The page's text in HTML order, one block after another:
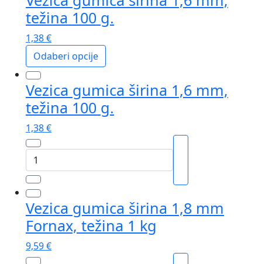
odabrati
na
stranici
proizvoda
ima
više
varijanti.
Opcije
se
mogu
odabrati
na
stranici
proizvoda
težina 100 g.
1,38€
Odaberi opcije
Ovaj
proizvod
ima
više
varijanti.
Opcije
se
mogu
odabrati
na
stranici
proizvoda
Vezica gumica širina 1,6 mm,
težina 100 g.
1,38€
Vezica
gumica
širina
1,6
mm,
težina
100
g.
Vezica gumica širina 1,8 mm
Fornax, težina 1 kg
9,59€